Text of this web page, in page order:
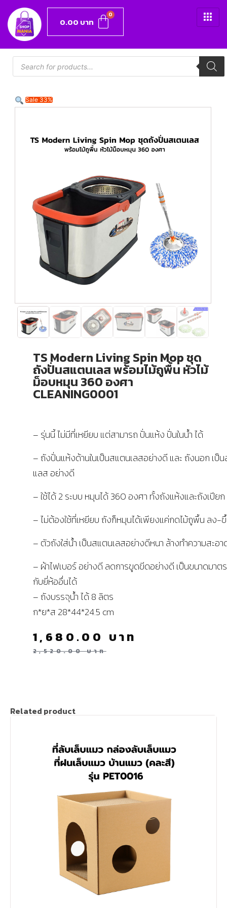
0.00 บาท
Sale 33%
TS Modern Living Spin​ Mop ชุด
ถังปั่นสแตนเลส พร้อมไม้ถูพื้น หัวไม้
ม็อบหมุน 360 องศา
CLEANING0001
– รุ่นนี้ ไม่มีที่เหยียบ แต่สามารถ ปั่นแห้ง ปั่นในน้ำ ได้
– ถังปั่นแห้งด้านในเป็นสแตนเลสอย่างดี และ ถังนอก เป็
แลส อย่างดี
– ใช้ได้ 2 ระบบ หมุนได้ 360 องศา ทั้งถังแห้งและถังเปียก
– ไม่ต้องใช้ที่เหยียบ ถังก็หมุนได้เพียงแค่กดไม้ถูพื้น ลง-
– ตัวถังใส่น้ำ เป็นสแตนเลสอย่างดีหนา ล้างทำความสะอา
– ผ้าไฟเบอร์ อย่างดี ลดการขูดขีดอย่างดี เป็นขนาดมาต
กับยี่ห้ออื่นได้
– ถังบรรจุน้ำ ได้ 8 ลิตร
ก*ย*ส 28*44*24.5 cm
2,520.00บาท
1,680.00 บาท
Related product